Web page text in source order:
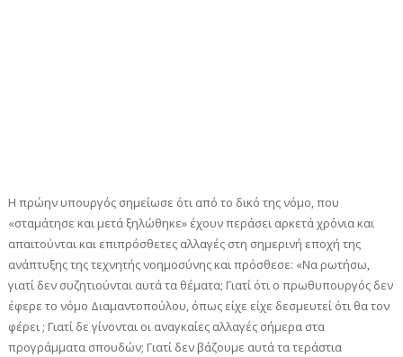
Η πρώην υπουργός σημείωσε ότι από το δικό της νόμο, που
«σταμάτησε και μετά ξηλώθηκε» έχουν περάσει αρκετά χρόνια και
απαιτούνται και επιπρόσθετες αλλαγές στη σημερινή εποχή της
ανάπτυξης της τεχνητής νοημοσύνης και πρόσθεσε: «Να ρωτήσω,
γιατί δεν συζητιούνται αυτά τα θέματα; Γιατί ότι ο πρωθυπουργός δεν
έφερε το νόμο Διαμαντοπούλου, όπως είχε είχε δεσμευτεί ότι θα τον
φέρει ; Γιατί δε γίνονται οι αναγκαίες αλλαγές σήμερα στα
προγράμματα σπουδών; Γιατί δεν βάζουμε αυτά τα τεράστια